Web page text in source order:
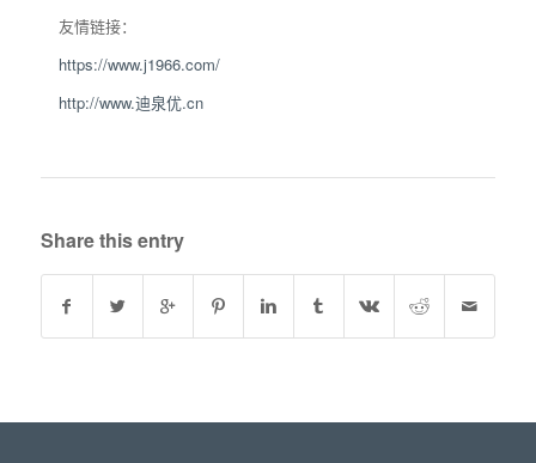
友情链接：
https://www.j1966.com/
http://www.迪泉优.cn
Share this entry